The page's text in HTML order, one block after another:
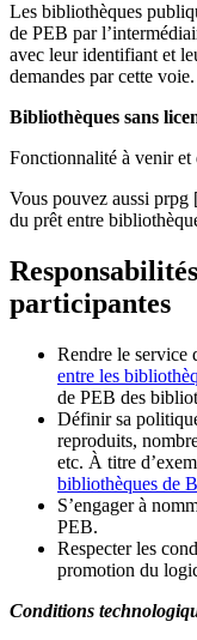
Les bibliothèques
de PEB par
avec leur identifiant et
demandes par cette voie.
Bibliothèques sans
Fonctionnalité à venir et
Vous pouvez aussi prpg
du prêt entre
participantes
Rendre le service
entre les
de PEB des
Définir sa
reproduits,
etc. À titre
bibliothèques de
S’engager à
PEB.
Respecter les
promotion du
Conditions